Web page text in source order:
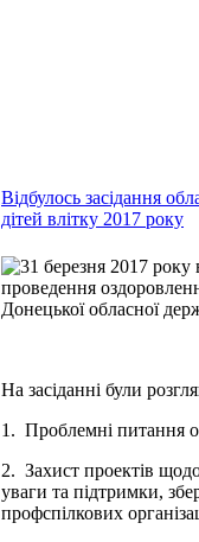
Відбулось засідання
дітей влітку 2017 року
31 березня 2017 року
проведення
Донецької обласної
На засіданні були
1. Проблемні питання
2. Захист проектів
уваги та підтримки,
профспілкових